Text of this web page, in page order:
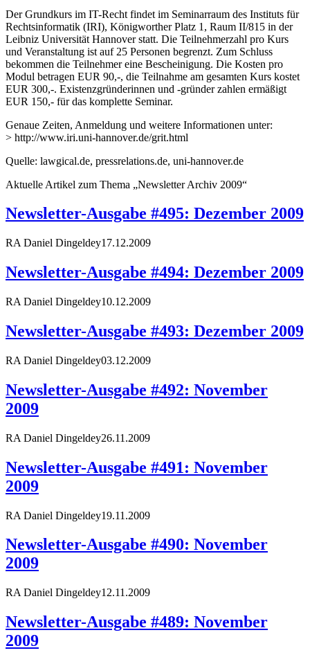
Der Grundkurs im IT-Recht findet im Seminarraum des Instituts für
Rechtsinformatik (IRI), Königworther Platz 1, Raum II/815 in der
Leibniz Universität Hannover statt. Die Teilnehmerzahl pro Kurs
und Veranstaltung ist auf 25 Personen begrenzt. Zum Schluss
bekommen die Teilnehmer eine Bescheinigung. Die Kosten pro
Modul betragen EUR 90,-, die Teilnahme am gesamten Kurs kostet
EUR 300,-. Existenzgründerinnen und -gründer zahlen ermäßigt
EUR 150,- für das komplette Seminar.
Genaue Zeiten, Anmeldung und weitere Informationen unter:
> http://www.iri.uni-hannover.de/grit.html
Quelle: lawgical.de, pressrelations.de, uni-hannover.de
Aktuelle Artikel zum Thema „Newsletter Archiv 2009“
Newsletter-Ausgabe #495: Dezember 2009
RA Daniel Dingeldey17.12.2009
Newsletter-Ausgabe #494: Dezember 2009
RA Daniel Dingeldey10.12.2009
Newsletter-Ausgabe #493: Dezember 2009
RA Daniel Dingeldey03.12.2009
Newsletter-Ausgabe #492: November
2009
RA Daniel Dingeldey26.11.2009
Newsletter-Ausgabe #491: November
2009
RA Daniel Dingeldey19.11.2009
Newsletter-Ausgabe #490: November
2009
RA Daniel Dingeldey12.11.2009
Newsletter-Ausgabe #489: November
2009